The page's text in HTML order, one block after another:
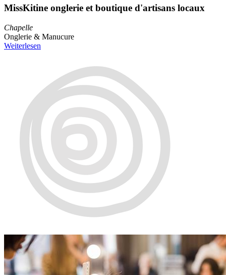
MissKitine onglerie et boutique d'artisans locaux
Chapelle
Onglerie & Manucure
Weiterlesen